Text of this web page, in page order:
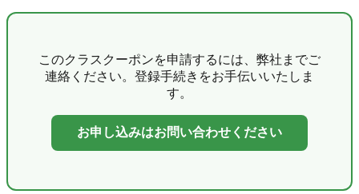
このクラスクーポンを申請するには、弊社までご
連絡ください。登録手続きをお手伝いいたしま
す。
お申し込みはお問い合わせください